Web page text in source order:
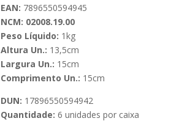
EAN: 7896550594945
NCM: 02008.19.00
Peso Líquido: 1kg
Altura Un.: 13,5cm
Largura Un.: 15cm
Comprimento Un.: 15cm
DUN: 17896550594942
Quantidade: 6 unidades por caixa